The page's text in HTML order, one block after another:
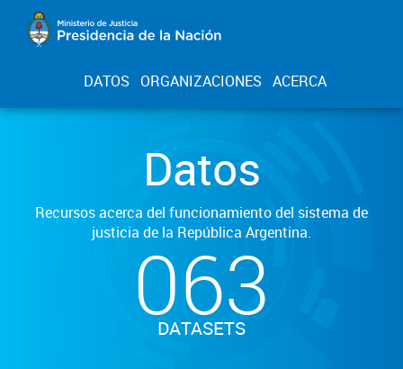
DATOS ORGANIZACIONES ACERCA
Datos
Recursos acerca del funcionamiento del sistema de
justicia de la República Argentina.
063
DATASETS